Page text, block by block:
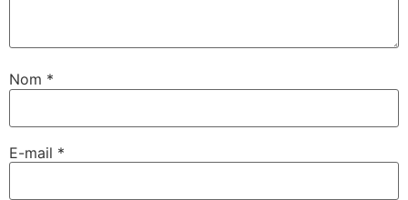
Nom *
E-mail *